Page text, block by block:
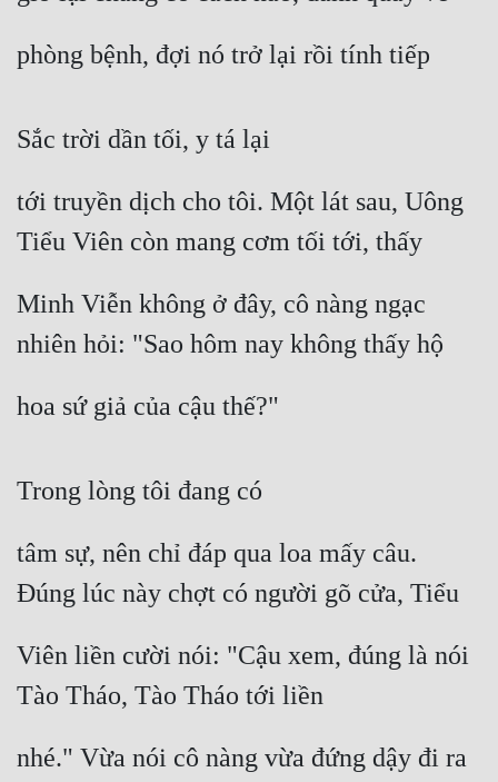
phòng bệnh, đợi nó trở lại rồi tính tiếp
Sắc trời dần tối, y tá lại
tới truyền dịch cho tôi. Một lát sau, Uông
Tiểu Viên còn mang cơm tối tới, thấy
Minh Viễn không ở đây, cô nàng ngạc
nhiên hỏi: "Sao hôm nay không thấy hộ
hoa sứ giả của cậu thế?"
Trong lòng tôi đang có
tâm sự, nên chỉ đáp qua loa mấy câu.
Đúng lúc này chợt có người gõ cửa, Tiểu
Viên liền cười nói: "Cậu xem, đúng là nói
Tào Tháo, Tào Tháo tới liền
nhé." Vừa nói cô nàng vừa đứng dậy đi ra